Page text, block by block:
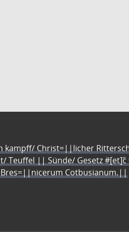
kampff/ Christ=||licher
Teuffel || Sünde/ Gesetz
Cotbusianum.||